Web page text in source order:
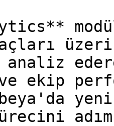
analiz
ekip